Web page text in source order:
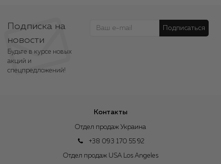
Подписка на
новости
Будьте в курсе новых
акций и
спецпредложений!
Подписаться
Контакты
Отдел продаж Украина
+38 093 170 55 92
Отдел продаж USA Los Angeles